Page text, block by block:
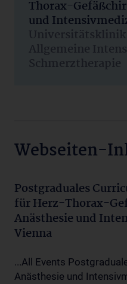
Thorax-
und
Universitätsklinik
Allgemeine
Schmerztherapie
Webseiten-
Postgraduales
für Herz-Thorax-
Anästhesie und
Vienna
...All Events
Anästhesie und